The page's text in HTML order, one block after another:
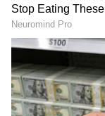
ಜಗದೀಶ್ ಸೇತುವೆ
ಬಡಿದು
ಪ್ರಕರಣ